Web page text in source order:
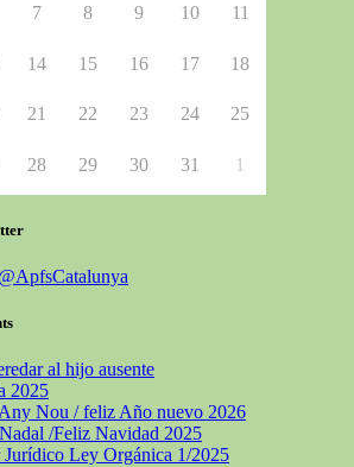
7 8 9 10 11
14 15 16 17 18
21 22 23 24 25
28 29 30 31 1
al hijo ausente
2025
Nou / feliz Año nuevo 2026
/Feliz Navidad 2025
Jurídico Ley Orgánica 1/2025